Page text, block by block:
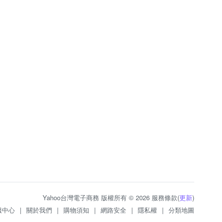
Yahoo台灣電子商務 版權所有 © 2026 服務條款(更新)
中心 | 關於我們 | 購物須知 | 網路安全 | 隱私權 | 分類地圖